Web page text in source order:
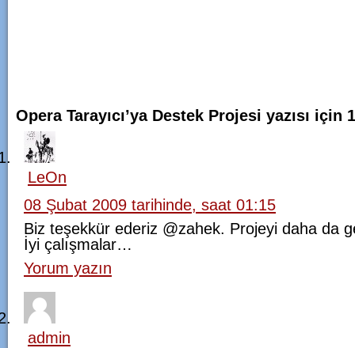
Opera Tarayıcı’ya Destek Projesi yazısı için
LeOn
08 Şubat 2009 tarihinde, saat 01:15
Biz teşekkür ederiz @zahek. Projeyi daha da
İyi çalışmalar…
Yorum yazın
admin